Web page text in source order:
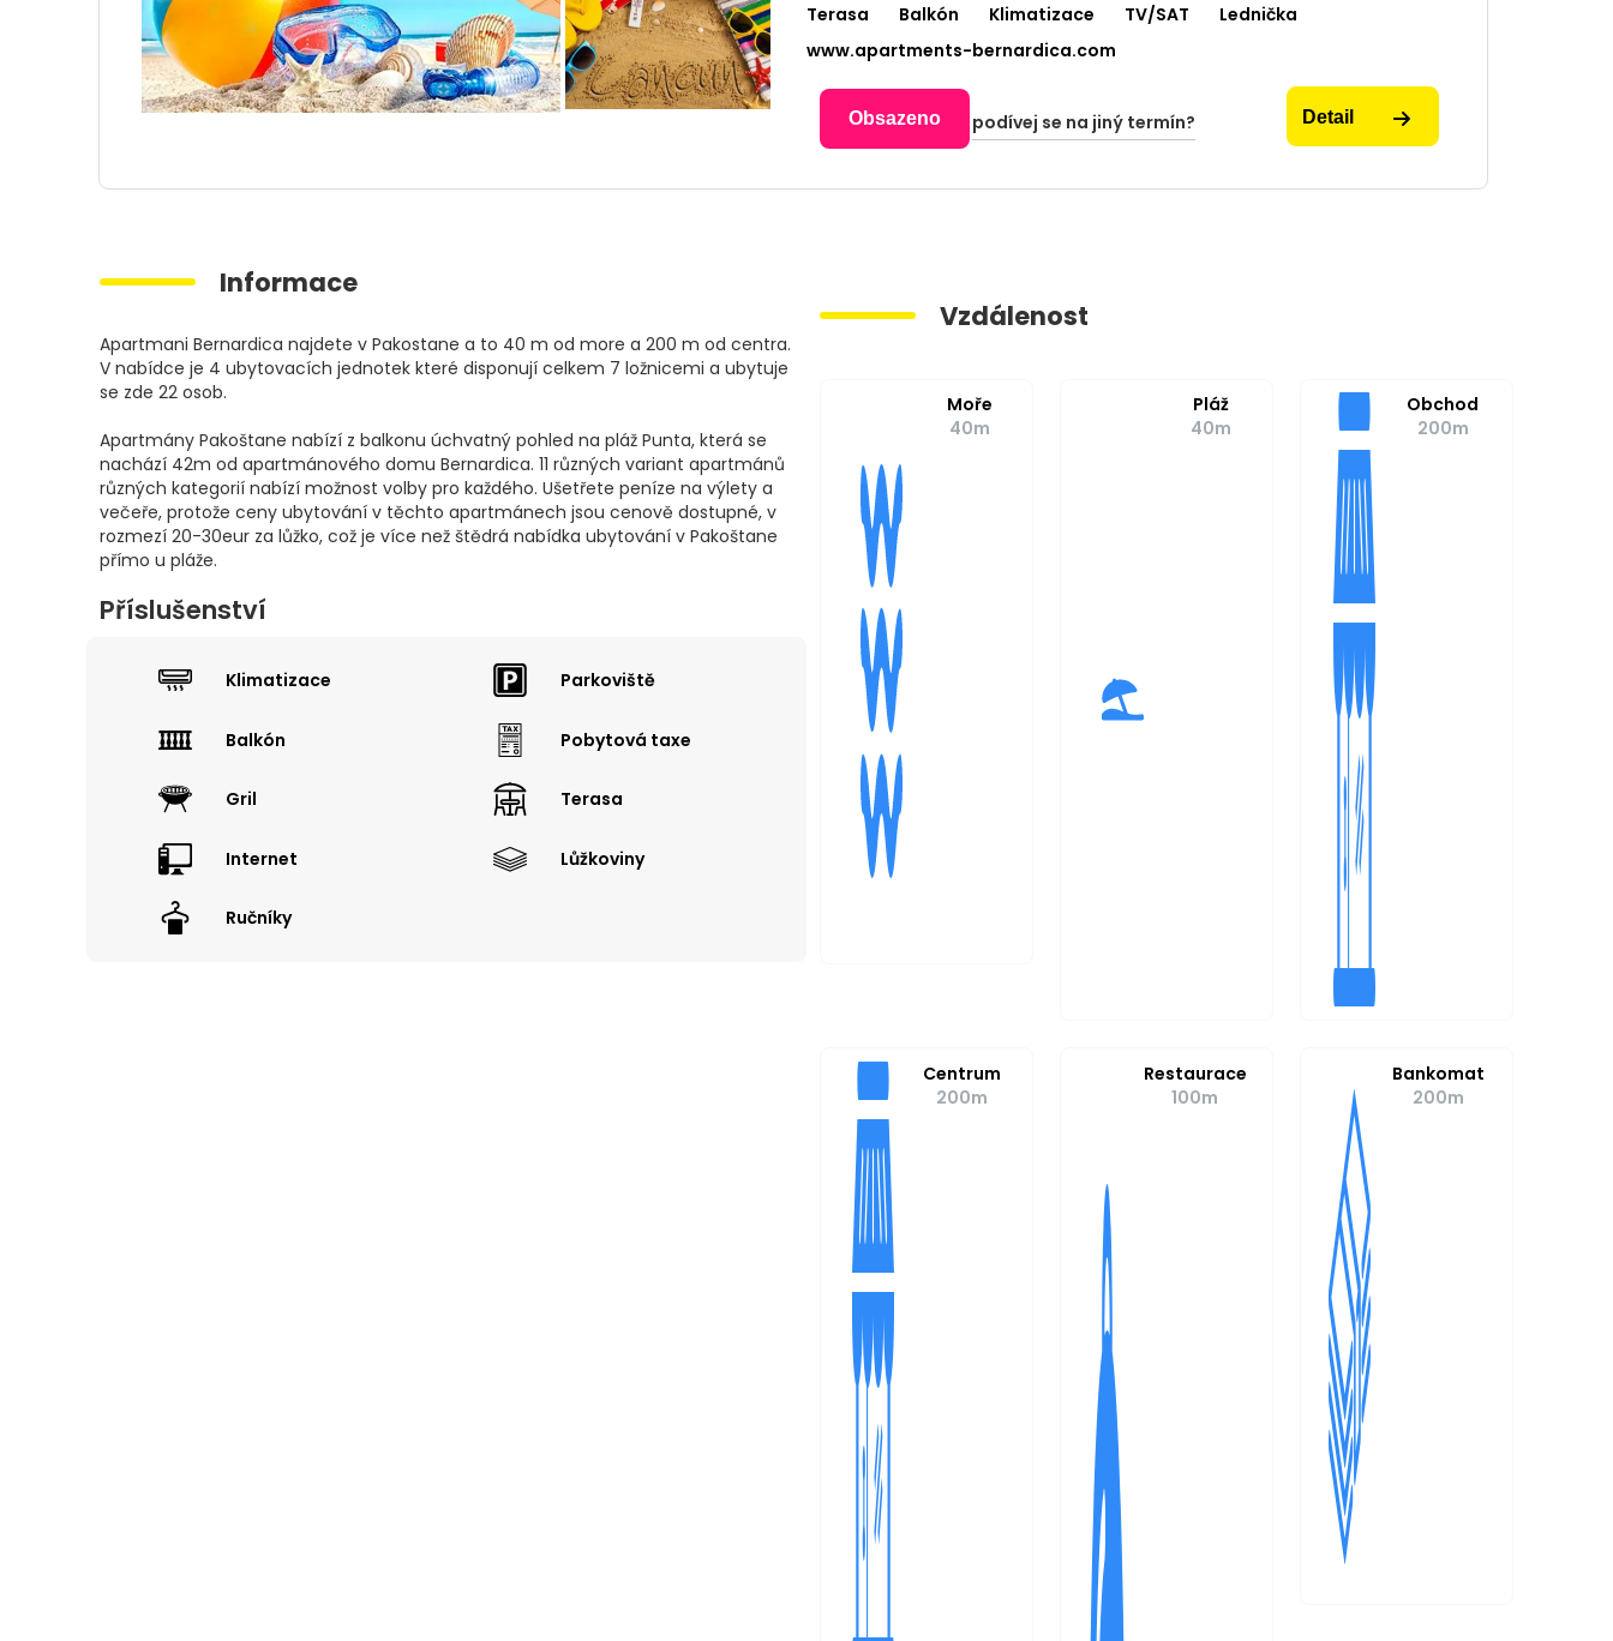
Terasa Balkón Klimatizace TV/SAT
Lednička
www.apartments-bernardica.com
Obsazeno podívej se na jiný termín? Detail
Informace
Apartmani Bernardica najdete v Pakostane a to 40 m od more a 200 m od centra.
V nabídce je 4 ubytovacích jednotek které disponují celkem 7 ložnicemi a ubytuje
se zde 22 osob.
Apartmány Pakoštane nabízí z balkonu úchvatný pohled na pláž Punta, která se
nachází 42m od apartmánového domu Bernardica. 11 různých variant apartmánů
různých kategorií nabízí možnost volby pro každého. Ušetřete peníze na výlety a
večeře, protože ceny ubytování v těchto apartmánech jsou cenově dostupné, v
rozmezí 20-30eur za lůžko, což je více než štědrá nabídka ubytování v Pakoštane
přímo u pláže.
Příslušenství
Klimatizace Parkoviště
Balkón Pobytová taxe
Gril Terasa
Internet Lůžkoviny
Ručníky
Vzdálenost
Moře
40m
Pláž
40m
Obchod
200m
Centrum
200m
Restaurace
100m
Bankomat
200m